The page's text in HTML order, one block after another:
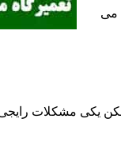
می
یکی مشکلات